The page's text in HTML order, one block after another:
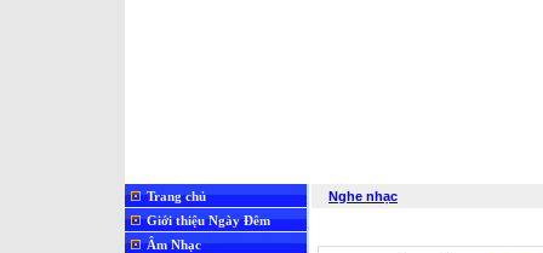
Trang chủ
Giới thiệu Ngày Đêm
Âm Nhạc
Nghe nhạc